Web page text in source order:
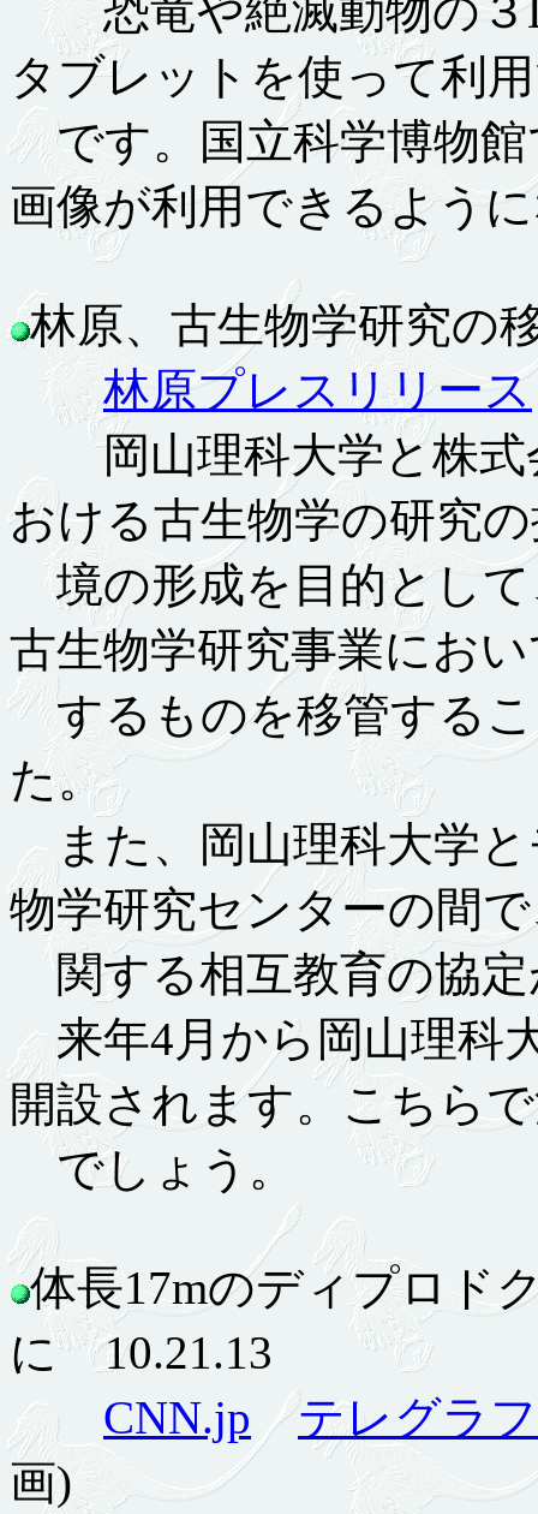
恐竜や絶滅動物の３
タブレットを使って利
です。国立科学博物館
画像が利用できるよう
林原、古生物学研究の
林原プレスリリース
岡山理科大学と株式
おける古生物学の研究
境の形成を目的とし
古生物学研究事業にお
するものを移管するこ
た。
また、岡山理科大学と
物学研究センターの間
関する相互教育の協
来年4月から岡山理科
開設されます。こちら
でしょう。
体長17mのディプロド
に 10.21.13
CNN.jp
テレグラフ
画)